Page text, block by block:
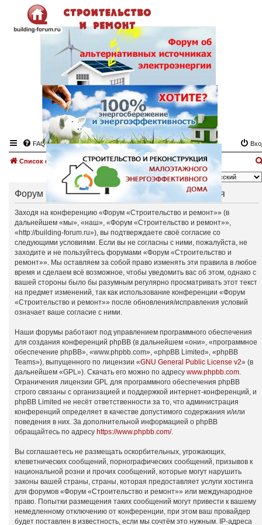
FAQ
Список форумов
Язык:
Форум «Строительство и ремонт» - Регистрация
Заходя на конференцию «Форум «Строительство и ремонт»» (в
дальнейшем «мы», «наш», «Форум «Строительство и ремонт»»,
«http://building-forum.ru»), вы подтверждаете своё согласие со
следующими условиями. Если вы не согласны с ними, пожалуйста, не
заходите и не пользуйтесь форумами «Форум «Строительство и
ремонт»». Мы оставляем за собой право изменять эти правила в любое
время и сделаем всё возможное, чтобы уведомить вас об этом, однако с
вашей стороны было бы разумным регулярно просматривать этот текст
на предмет изменений, так как использование конференции «Форум
«Строительство и ремонт»» после обновления/исправления условий
означает ваше согласие с ними.
Наши форумы работают под управлением программного обеспечения
для создания конференций phpBB (в дальнейшем «они», «программное
обеспечение phpBB», «www.phpbb.com», «phpBB Limited», «phpBB
Teams»), выпущенного по лицензии «GNU General Public License v2» (в
дальнейшем «GPL»). Скачать его можно по адресу www.phpbb.com.
Ограничения лицензии GPL для программного обеспечения phpBB
строго связаны с организацией и поддержкой интернет-конференций, и
phpBB Limited не несёт ответственности за то, что администрация
конференций определяет в качестве допустимого содержания и/или
поведения в них. За дополнительной информацией о phpBB
обращайтесь по адресу https://www.phpbb.com/.
Вы соглашаетесь не размещать оскорбительных, угрожающих,
клеветнических сообщений, порнографических сообщений, призывов к
национальной розни и прочих сообщений, которые могут нарушить
законы вашей страны, страны, которая предоставляет услуги хостинга
для форумов «Форум «Строительство и ремонт»» или международное
право. Попытки размещения таких сообщений могут привести к вашему
немедленному отключению от конференции, при этом ваш провайдер
будет поставлен в известность, если мы сочтём это нужным. IP-адреса